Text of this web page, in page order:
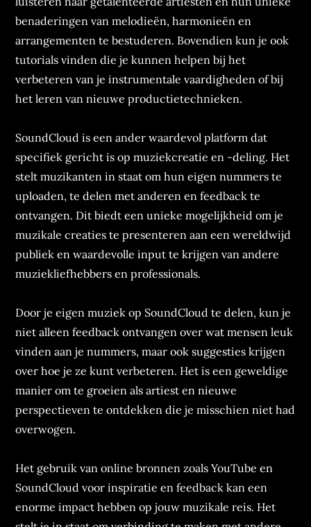
benaderingen van melodieën, harmonieën en
arrangementen te bestuderen. Bovendien kun je ook
tutorials vinden die je kunnen helpen bij het
verbeteren van je instrumentale vaardigheden of bij
het leren van nieuwe productietechnieken.
SoundCloud is een ander waardevol platform dat
specifiek gericht is op muziekcreatie en -deling. Het
stelt muzikanten in staat om hun eigen nummers te
uploaden, te delen met anderen en feedback te
ontvangen. Dit biedt een unieke mogelijkheid om je
muzikale creaties te presenteren aan een wereldwijd
publiek en waardevolle input te krijgen van andere
muziekliefhebbers en professionals.
Door je eigen muziek op SoundCloud te delen, kun je
niet alleen feedback ontvangen over wat mensen leuk
vinden aan je nummers, maar ook suggesties krijgen
over hoe je ze kunt verbeteren. Het is een geweldige
manier om te groeien als artiest en nieuwe
perspectieven te ontdekken die je misschien niet had
overwogen.
Het gebruik van online bronnen zoals YouTube en
SoundCloud voor inspiratie en feedback kan een
enorme impact hebben op jouw muzikale reis. Het